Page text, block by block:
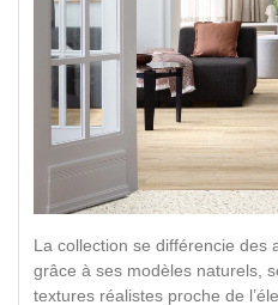
La collection se différencie des
grâce à ses modèles naturels,
textures réalistes proche de